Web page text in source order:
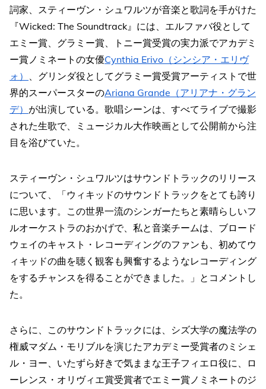
詞家、スティーヴン・シュワルツが音楽と歌詞を手がけた
『Wicked: The Soundtrack』には、エルファバ役として
エミー賞、グラミー賞、トニー賞受賞の実力派でアカデミ
ー賞ノミネートの女優Cynthia Erivo（シンシア・エリヴ
ォ）
、グリンダ役としてグラミー賞受賞アーティストで世
界的スーパースターのAriana Grande（アリアナ・グラン
デ） が出演している。歌唱シーンは、すべてライブで撮影
された生歌で、ミュージカル大作映画として公開前から注
目を浴びていた。
スティーヴン・シュワルツはサウンドトラックのリリース
について、「ウィキッドのサウンドトラックをとても誇り
に思います。この世界一流のシンガーたちと素晴らしいフ
ルオーケストラのおかげで、私と音楽チームは、ブロード
ウェイのキャスト・レコーディングのファンも、初めてウ
ィキッドの曲を聴く観客も興奮するようなレコーディング
をするチャンスを得ることができました。」とコメントし
た。
さらに、このサウンドトラックには、シズ大学の魔法学の
権威マダム・モリブルを演じたアカデミー受賞者のミシェ
ル・ヨー、いたずら好きで気ままな王子フィエロ役に、ロ
ーレンス・オリヴィエ賞受賞者でエミー賞ノミネートのジ